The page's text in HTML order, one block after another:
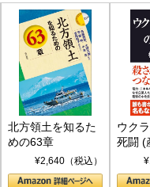
北方領土を知るた
めの63章
¥2,640（税込）
ウク
死闘 (
ト S